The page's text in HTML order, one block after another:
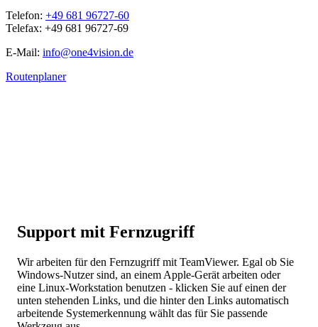
Telefon: +49 681 96727-60
Telefax: +49 681 96727-69
E-Mail: info@one4vision.de
Routenplaner
Support mit Fernzugriff
Wir arbeiten für den Fernzugriff mit TeamViewer. Egal ob Sie
Windows-Nutzer sind, an einem Apple-Gerät arbeiten oder
eine Linux-Workstation benutzen - klicken Sie auf einen der
unten stehenden Links, und die hinter den Links automatisch
arbeitende Systemerkennung wählt das für Sie passende